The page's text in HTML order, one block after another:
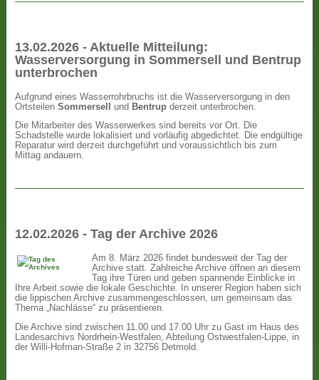
13.02.2026 - Aktuelle Mitteilung:
Wasserversorgung in Sommersell und Bentrup
unterbrochen
Aufgrund eines Wasserrohrbruchs ist die Wasserversorgung in den
OrtsteilenSommersell und Bentrup derzeit unterbrochen.
Die Mitarbeiter des Wasserwerkes sind bereits vor Ort. Die
Schadstelle wurde lokalisiert und vorläufig abgedichtet. Die endgültige
Reparatur wird derzeit durchgeführt und voraussichtlich bis zum
Mittag andauern.
12.02.2026 - Tag der Archive 2026
Am 8. März 2026 findet bundesweit der Tag der
Archive statt. Zahlreiche Archive öffnen an diesem
Tag ihre Türen und geben spannende Einblicke in
Ihre Arbeit sowie die lokale Geschichte. In unserer Region haben sich
die lippischen Archive zusammengeschlossen, um gemeinsam das
Thema „Nachlässe“ zu präsentieren.
Die Archive sind zwischen 11.00 und 17.00 Uhr zu Gast im Haus des
Landesarchivs Nordrhein-Westfalen, Abteilung Ostwestfalen-Lippe, in
der Willi-Hofman-Straße 2 in 32756 Detmold.